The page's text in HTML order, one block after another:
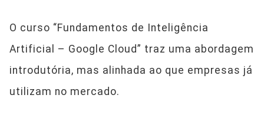
O curso “Fundamentos de Inteligência
Artificial – Google Cloud” traz uma abordagem
introdutória, mas alinhada ao que empresas já
utilizam no mercado.